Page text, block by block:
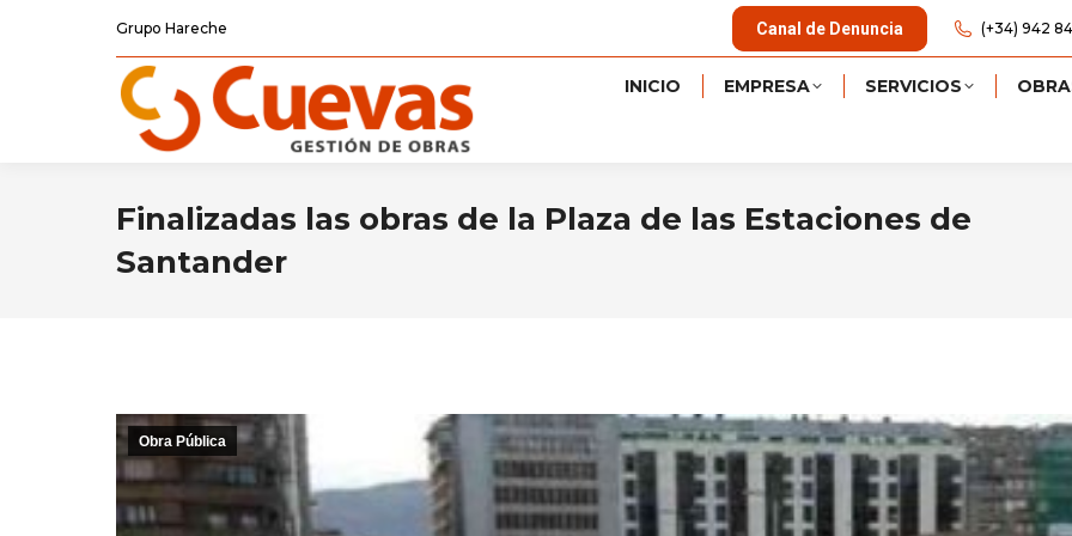
Grupo Hareche Canal de Denuncia (+34) 942
INICIO EMPRESA SERVICIOS
Finalizadas las obras de la Plaza de las Estaciones de
Santander
Obra Pública